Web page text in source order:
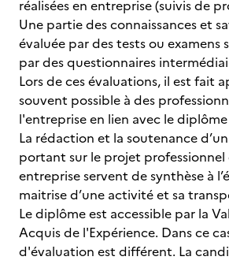
réalisées en entreprise (suivis de
Une partie des connaissances et
évaluée par des tests ou examens
par des questionnaires
Lors de ces évaluations, il est fait
souvent possible à des
l'entreprise en lien avec le diplôme
La rédaction et la soutenance
portant sur le projet
entreprise servent de synthèse à
maitrise d’une activité et sa
Le diplôme est accessible par la
Acquis de l'Expérience. Dans ce
d'évaluation est différent. La